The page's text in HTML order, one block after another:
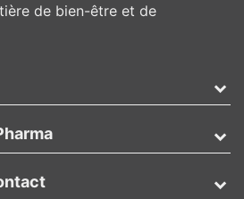
de bien-être et de